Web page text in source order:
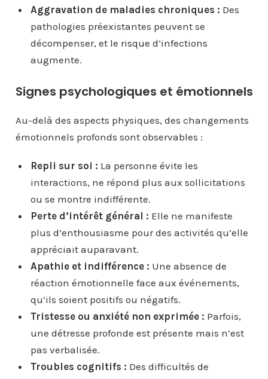
Aggravation de maladies chroniques : Des
pathologies préexistantes peuvent se
décompenser, et le risque d’infections
augmente.
Signes psychologiques et émotionnels
Au-delà des aspects physiques, des changements
émotionnels profonds sont observables :
Repli sur soi : La personne évite les
interactions, ne répond plus aux sollicitations
ou se montre indifférente.
Perte d’intérêt général : Elle ne manifeste
plus d’enthousiasme pour des activités qu’elle
appréciait auparavant.
Apathie et indifférence : Une absence de
réaction émotionnelle face aux événements,
qu’ils soient positifs ou négatifs.
Tristesse ou anxiété non exprimée : Parfois,
une détresse profonde est présente mais n’est
pas verbalisée.
Troubles cognitifs : Des difficultés de